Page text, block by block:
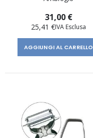
31,00 €
25,41 €
AGGIUNGI AL CARRELLO